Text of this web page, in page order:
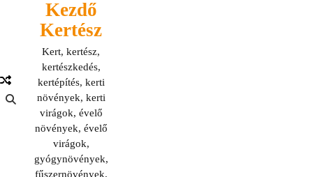
Kezdő
Kertész
Kert, kertész,
kertészkedés,
kertépítés, kerti
növények, kerti
virágok, évelő
növények, évelő
virágok,
gyógynövények,
fűszernövények.